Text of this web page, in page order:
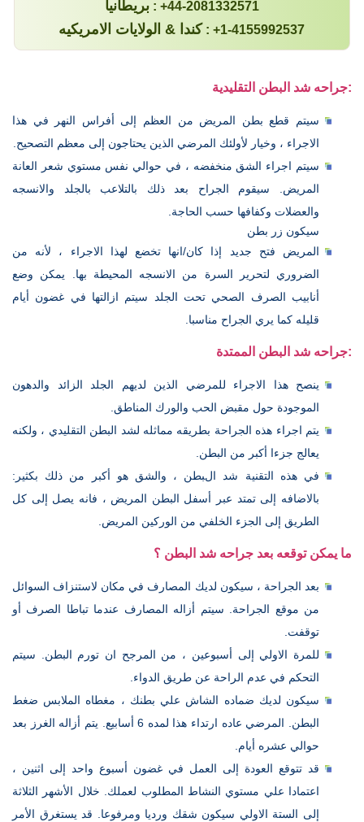
بريطانيا: +44-2081332571
كندا & الولايات الامريكيه : +1-4155992537
جراحه شد البطن التقليدية:
سيتم قطع بطن المريض من العظم إلى أفراس النهر في هذا
الاجراء ، وخيار لأولئك المرضي الذين يحتاجون إلى معظم التصحيح.
سيتم اجراء الشق منخفضه ، في حوالي نفس مستوي شعر العانة
المريض. سيقوم الجراح بعد ذلك بالتلاعب بالجلد والانسجه
والعضلات وكفافها حسب الحاجة.
سيكون زر بطن
المريض فتح جديد إذا كان/انها تخضع لهذا الاجراء ، لأنه من
الضروري لتحرير السرة من الانسجه المحيطة بها. يمكن وضع
أنابيب الصرف الصحي تحت الجلد سيتم ازالتها في غضون أيام
قليله كما يري الجراح مناسبا.
جراحه شد البطن الممتدة:
ينصح هذا الاجراء للمرضي الذين لديهم الجلد الزائد والدهون
الموجودة حول مقبض الحب والورك المناطق.
يتم اجراء هذه الجراحة بطريقه مماثله لشد البطن التقليدي ، ولكنه
يعالج جزءا أكبر من البطن.
في هذه التقنية شد البطن ، والشق هو أكبر من ذلك بكثير:
بالاضافه إلى تمتد عبر أسفل البطن المريض ، فانه يصل إلى كل
الطريق إلى الجزء الخلفي من الوركين المريض.
ما يمكن توقعه بعد جراحه شد البطن ؟
بعد الجراحة ، سيكون لديك المصارف في مكان لاستنزاف السوائل
من موقع الجراحة. سيتم أزاله المصارف عندما تباطا الصرف أو
توقفت.
للمرة الاولي إلى أسبوعين ، من المرجح ان تورم البطن. سيتم
التحكم في عدم الراحة عن طريق الدواء.
سيكون لديك ضماده الشاش علي بطنك ، مغطاه الملابس ضغط
البطن. المرضي عاده ارتداء هذا لمده 6 أسابيع. يتم أزاله الغرز بعد
حوالي عشره أيام.
قد تتوقع العودة إلى العمل في غضون أسبوع واحد إلى اثنين ،
اعتمادا علي مستوي النشاط المطلوب لعملك. خلال الأشهر الثلاثة
إلى الستة الاولي سيكون شقك ورديا ومرفوعا. قد يستغرق الأمر